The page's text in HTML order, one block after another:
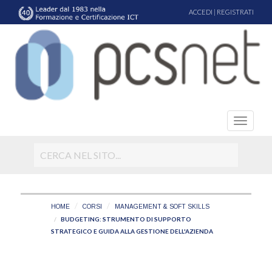
ACCEDI | REGISTRATI
HOME CORSI MANAGEMENT & SOFT SKILLS
BUDGETING: STRUMENTO DI SUPPORTO
STRATEGICO E GUIDA ALLA GESTIONE DELL'AZIENDA